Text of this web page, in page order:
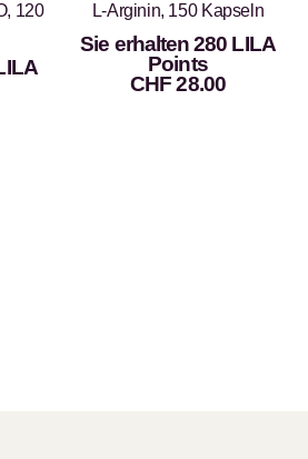
120
L-Arginin, 150 Kapseln
Sie erhalten 280 LILA
Points
CHF28.00